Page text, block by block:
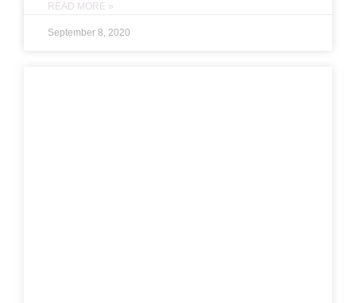
READ MORE »
September 8, 2020